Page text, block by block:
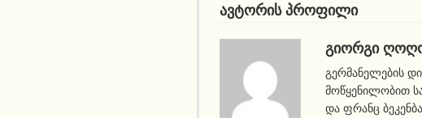
ავტორის პროფილი
ᲒᲘᲝᲠᲒᲘ
გერმანელების
მოწყენილობით
და ფრანც